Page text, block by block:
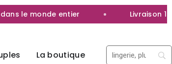
le monde entier Livraison
La boutique